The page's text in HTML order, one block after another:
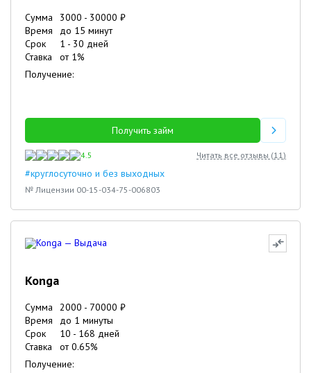
Сумма 3000 - 30000 ₽
Время
до 15 минут
Срок
1 - 30 дней
Ставка
от 1%
Получение:
Получить займ
4.5 Читать все отзывы (11)
#круглосуточно и без выходных
№ Лицензии 00-15-034-75-006803
Konga
Сумма 2000 - 70000 ₽
Время
до 1 минуты
Срок
10 - 168 дней
Ставка
от0.65%
Получение: